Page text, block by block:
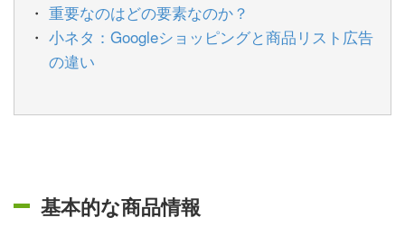
重要なのはどの要素なのか？
小ネタ：Googleショッピングと商品リスト広告
の違い
基本的な商品情報